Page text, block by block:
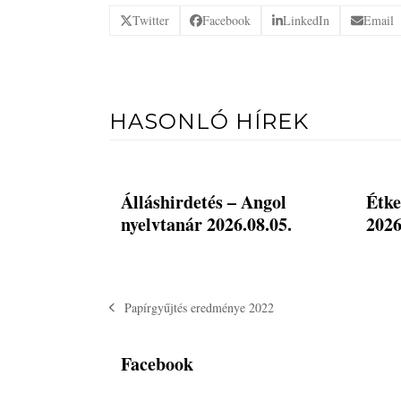
Twitter Facebook LinkedIn Email
HASONLÓ HÍREK
Álláshirdetés – Angol
nyelvtanár 2026.08.05.
previous
Papírgyűjtés eredménye 2022
Facebook